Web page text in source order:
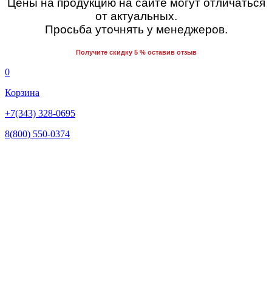
Цены на продукцию на сайте могут отличаться
от актуальных.
Просьба уточнять у менеджеров.
Получите скидку 5 % оставив отзыв
0
Корзина
+7(343) 328-0695
8(800) 550-0374